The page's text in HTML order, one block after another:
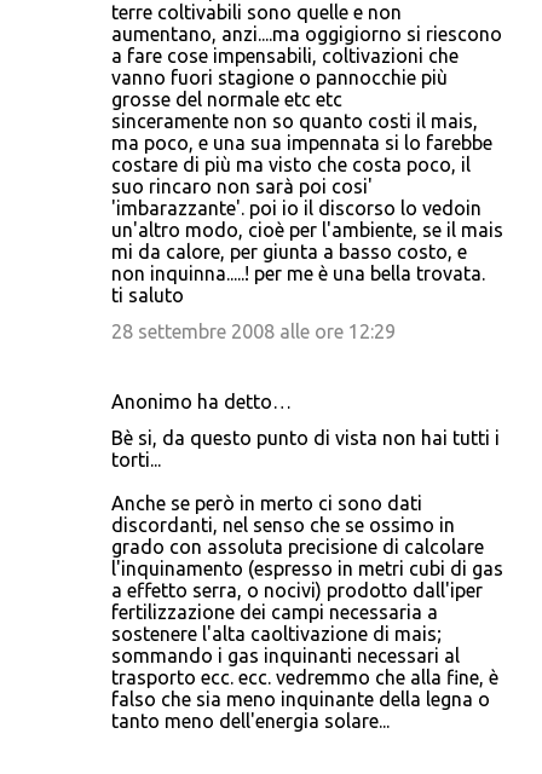
terre coltivabili sono quelle e non
aumentano, anzi....ma oggigiorno si riescono
a fare cose impensabili, coltivazioni che
vanno fuori stagione o pannocchie più
grosse del normale etc etc
sinceramente non so quanto costi il mais,
ma poco, e una sua impennata si lo farebbe
costare di più ma visto che costa poco, il
suo rincaro non sarà poi cosi'
'imbarazzante'. poi io il discorso lo vedoin
un'altro modo, cioè per l'ambiente, se il mais
mi da calore, per giunta a basso costo, e
non inquinna.....! per me è una bella trovata.
ti saluto
28 settembre 2008 alle ore 12:29
Anonimo ha detto…
Bè si, da questo punto di vista non hai tutti i
torti...
Anche se però in merto ci sono dati
discordanti, nel senso che se ossimo in
grado con assoluta precisione di calcolare
l'inquinamento (espresso in metri cubi di gas
a effetto serra, o nocivi) prodotto dall'iper
fertilizzazione dei campi necessaria a
sostenere l'alta caoltivazione di mais;
sommando i gas inquinanti necessari al
trasporto ecc. ecc. vedremmo che alla fine, è
falso che sia meno inquinante della legna o
tanto meno dell'energia solare...